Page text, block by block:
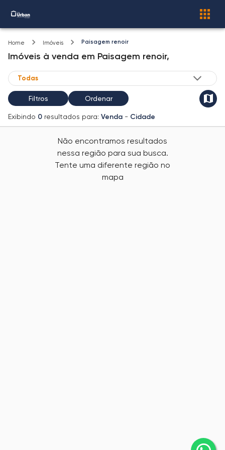
Home Imóveis Paisagem renoir
Imóveis à venda em Paisagem renoir,
Filtros Ordenar
Exibindo 0 resultados para: Venda - Cidade
Não encontramos resultados
nessa região para sua busca.
Tente uma diferente região no
mapa